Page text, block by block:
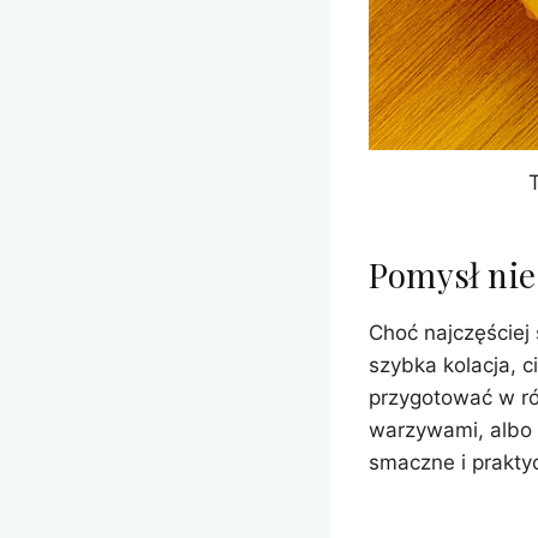
Pomysł
Choć
szybka kolacja,
przygotować w
warzywami, albo
smaczne i